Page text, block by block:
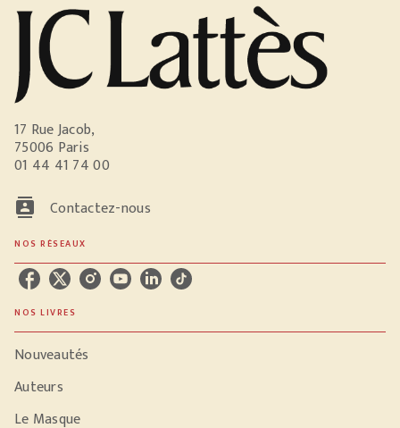
17 Rue Jacob,
75006 Paris
01 44 41 74 00
contacts Contactez-nous
NOS RÉSEAUX
NOS LIVRES
Nouveautés
Auteurs
Le Masque